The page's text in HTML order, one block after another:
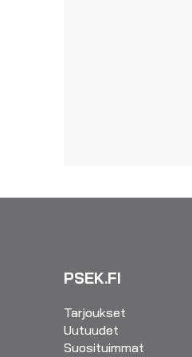
PSEK.FI
Tarjoukset
Uutuudet
Suosituimmat